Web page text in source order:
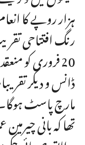
ہزار روپے کا
رنگ افتتاحی
20 فروری کو
ڈانس و دیگر
مارچ پاسٹ
تھا کہ بانی